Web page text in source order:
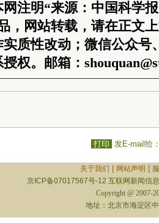
注明“来源：中国科学
，网站转载，请在正文
质性改动；微信公众号
权。邮箱：
打印 发E-mail给
关于我们 网站声明
京ICP备07017567号-12 互联网新闻信
Copyright @ 2007-
地址：北京市海淀区